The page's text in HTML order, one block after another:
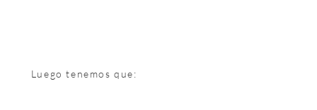
Luego tenemos que: